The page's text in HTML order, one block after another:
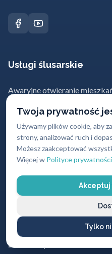
Twoja prywatność
Używamy plików cookie, aby
strony, analizować ruch i
Możesz zaakceptować
Więcej w Polityce prywatności
Akceptuj
Tylko
Usługi ślusarskie
Awaryjne otwieranie
Awaryjne otwieranie
Montaż i wymiana zamków
Naprawa zamków
Dorabianie kluczy
Zamki antywłamaniowe